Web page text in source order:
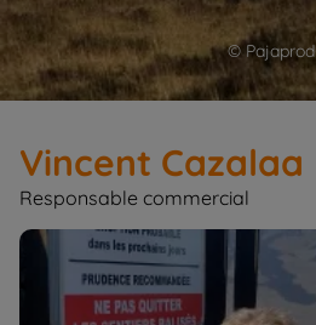
© Pajaprod
Vincent Cazalaa
Responsable commercial